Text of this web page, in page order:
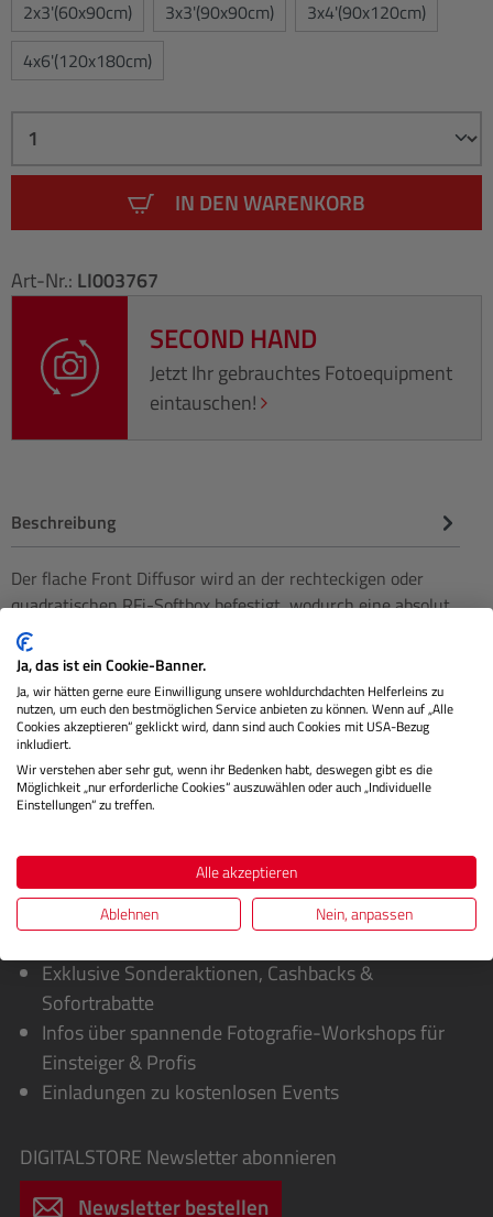
2x3'(60x90cm)
3x3'(90x90cm)
3x4'(90x120cm)
4x6'(120x180cm)
IN DEN WARENKORB
Art-Nr.: LI003767
SECOND HAND
Jetzt Ihr gebrauchtes Fotoequipment
eintauschen!
Beschreibung
Der flache Front Diffusor wird an der rechteckigen oder
quadratischen RFi-Softbox befestigt, wodurch eine absolut
ebene Ober…
Herstellerinformationen
Bewertungen
Sie erhalten von uns:
Exklusive Sonderaktionen, Cashbacks &
Sofortrabatte
Infos über spannende Fotografie-Workshops für
Einsteiger & Profis
Einladungen zu kostenlosen Events
DIGITALSTORE Newsletter abonnieren
Newsletter bestellen
Ja, das ist ein Cookie-Banner.
Ja, wir hätten gerne eure Einwilligung unsere wohldurchdachten Helferleins zu
nutzen, um euch den bestmöglichen Service anbieten zu können. Wenn auf „Alle
Cookies akzeptieren“ geklickt wird, dann sind auch Cookies mit USA-Bezug
inkludiert.
Wir verstehen aber sehr gut, wenn ihr Bedenken habt, deswegen gibt es die
Möglichkeit „nur erforderliche Cookies“ auszuwählen oder auch „Individuelle
Einstellungen“ zu treffen.
Alle akzeptieren
Ablehnen
Nein, anpassen